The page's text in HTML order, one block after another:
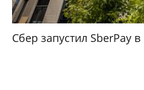
Сбер запустил SberPay